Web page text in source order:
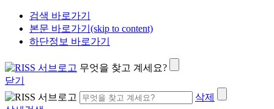
검색 바로가기
본문 바로가기(skip to content)
하단정보 바로가기
무엇을 찾고 계세요?
닫기
삭제